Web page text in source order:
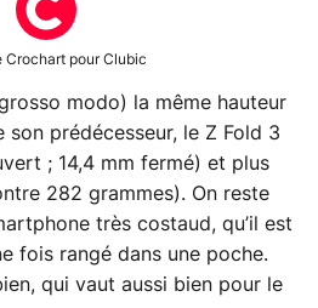
Crochart pour Clubic
modo) la même hauteur
son prédécesseur, le Z Fold 3
; 14,4 mm fermé) et plus
282 grammes). On reste
très costaud, qu’il est
fois rangé dans une poche.
qui vaut aussi bien pour le